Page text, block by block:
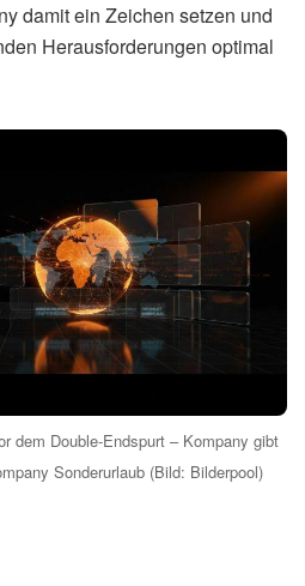
damit ein Zeichen setzen und
Herausforderungen optimal
dem Double-Endspurt – Kompany gibt
Sonderurlaub (Bild: Bilderpool)